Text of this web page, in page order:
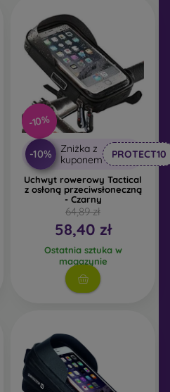
-10%
-10%
Zniżka z
kuponem
PROTECT10
Uchwyt rowerowy Tactical
z osłoną przeciwsłoneczną
- Czarny
64,89 zł
58,40 zł
Ostatnia sztuka w
magazynie